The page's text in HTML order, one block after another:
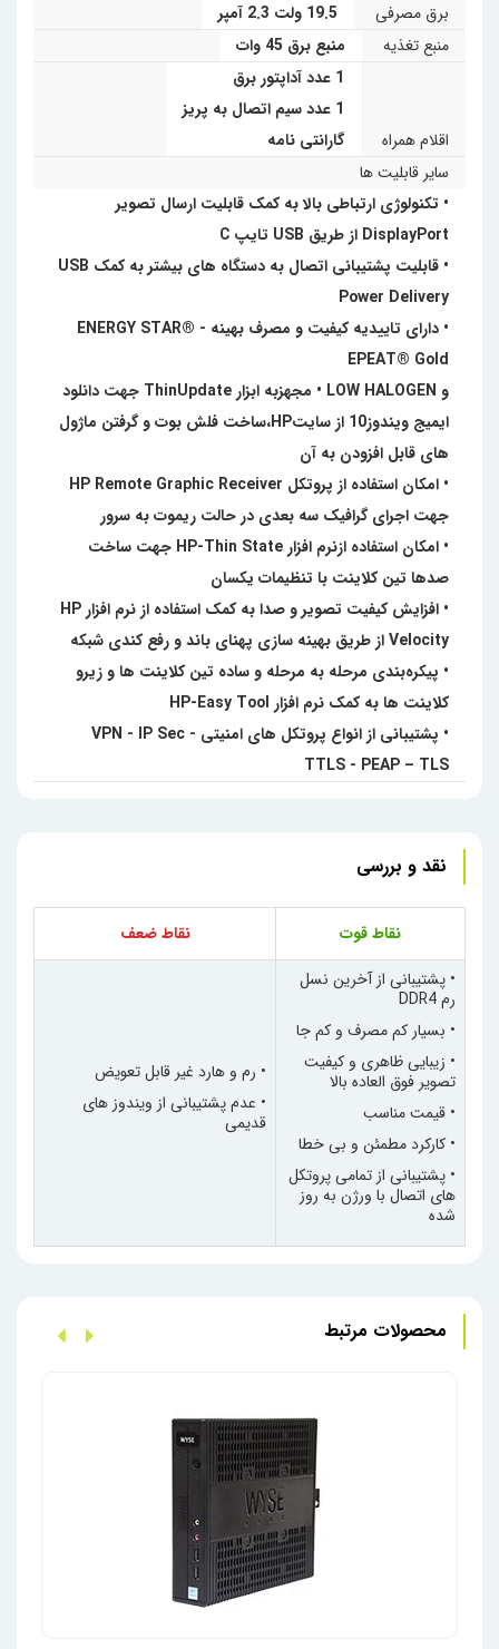
برق مصرفی
19.5 ولت 2.3 آمپر
منبع تغذیه
منبع برق 45 وات
اقلام همراه
1 عدد آداپتور برق
1 عدد سیم اتصال به پریز
گارانتی نامه
سایر قابلیت ها
• تکنولوژی ارتباطی بالا به کمک قابلیت ارسال تصویر
DisplayPort از طریق USB تایپ C
• قابلیت پشتیبانی اتصال به دستگاه های بیشتر به کمک USB
Power Delivery
• دارای تاییدیه کیفیت و مصرف بهینه ENERGY STAR® -
EPEAT® Gold
و LOW HALOGEN • مجهزبه ابزار ThinUpdate جهت دانلود
ایمیج ویندوز10 از سایتHP،ساخت فلش بوت و گرفتن ماژول
های قابل افزودن به آن
• امکان استفاده از پروتکل HP Remote Graphic Receiver
جهت اجرای گرافیک سه بعدی در حالت ریموت به سرور
• امکان استفاده ازنرم افزار HP-Thin State جهت ساخت
صدها تین کلاینت با تنظیمات یکسان
• افزایش کیفیت تصویر و صدا به کمک استفاده از نرم افزار HP
Velocity از طریق بهینه سازی پهنای باند و رفع کندی شبکه
• پیکره‌بندی مرحله به مرحله و ساده تین کلاینت ها و زیرو
کلاینت ها به کمک نرم افزار HP-Easy Tool
• پشتیبانی از انواع پروتکل های امنیتی VPN - IP Sec -
TTLS - PEAP – TLS
نقد و بررسی
نقاط قوت
نقاط ضعف
• پشتیبانی از آخرین نسل
رمDDR4
• بسیار کم مصرف و کم جا
• زیبایی ظاهری و کیفیت
تصویر فوق العاده بالا
• قیمت مناسب
• کارکرد مطمئن و بی خطا
• پشتیبانی از تمامی پروتکل
های اتصال با ورژن به روز
شده
• رم و هارد غیر قابل تعویض
• عدم پشتیبانی از ویندوز های
قدیمی
محصولات مرتبط